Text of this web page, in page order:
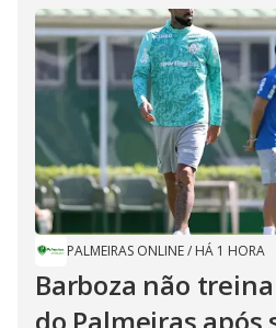
PALMEIRAS ONLINE/ HÁ 1 HORA
Barboza não